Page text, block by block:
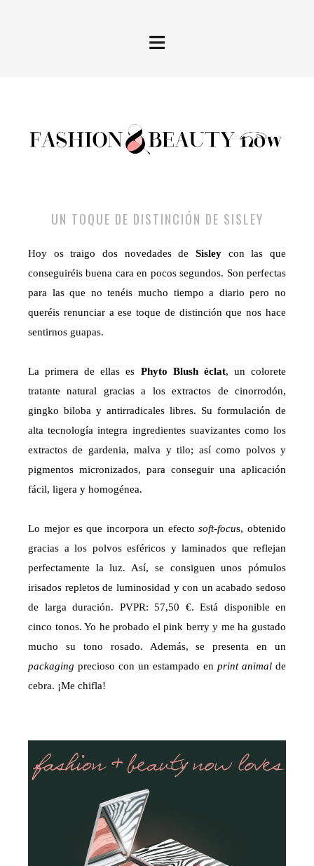
≡
UN TOQUE DE DISTINCIÓN DE SISLEY
Hoy os traigo dos novedades de Sisley con las que
conseguiréis buena cara en pocos segundos. Son perfectas
para las que no tenéis mucho tiempo a diario pero no
queréis renunciar a ese toque de distinción que nos hace
sentirnos guapas.
La primera de ellas es Phyto Blush éclat, un colorete
tratante natural gracias a los extractos de cinorrodón,
gingko biloba y antirradicales libres. Su formulación de
alta tecnología integra ingredientes suavizantes como los
extractos de gardenia, malva y tilo; así como polvos y
pigmentos micronizados, para conseguir una aplicación
fácil, ligera y homogénea.
Lo mejor es que incorpora un efecto soft-focus, obtenido
gracias a los polvos esféricos y laminados que reflejan
perfectamente la luz. Así, se consiguen unos pómulos
irisados repletos de luminosidad y con un acabado sedoso
de larga duración. PVPR: 57,50 €. Está disponible en
cinco tonos. Yo he probado el pink berry y me ha gustado
mucho su tono rosado. Además, se presenta en un
packaging precioso con un estampado en print animal de
cebra. ¡Me chifla!